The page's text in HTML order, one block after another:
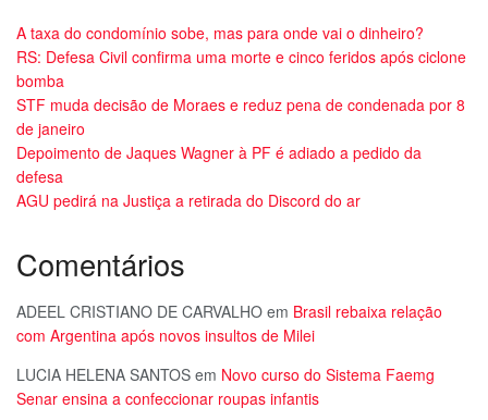
A taxa do condomínio sobe, mas para onde vai o dinheiro?
RS: Defesa Civil confirma uma morte e cinco feridos após ciclone
bomba
STF muda decisão de Moraes e reduz pena de condenada por 8
de janeiro
Depoimento de Jaques Wagner à PF é adiado a pedido da
defesa
AGU pedirá na Justiça a retirada do Discord do ar
Comentários
ADEEL CRISTIANO DE CARVALHO em Brasil rebaixa relação
com Argentina após novos insultos de Milei
LUCIA HELENA SANTOS em Novo curso do Sistema Faemg
Senar ensina a confeccionar roupas infantis